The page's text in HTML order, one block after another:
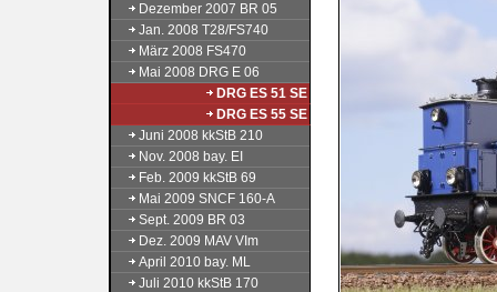
Dezember 2007 BR 05
Jan. 2008 T28/FS740
März 2008 FS470
Mai 2008 DRG E 06
DRG ES 51 SE
DRG ES 55 SE
Juni 2008 kkStB 210
Nov. 2008 bay. EI
Feb. 2009 kkStB 69
Mai 2009 SNCF 160-A
Sept. 2009 BR 03
Dez. 2009 MAV VIm
April 2010 bay. ML
Juli 2010 kkStB 170